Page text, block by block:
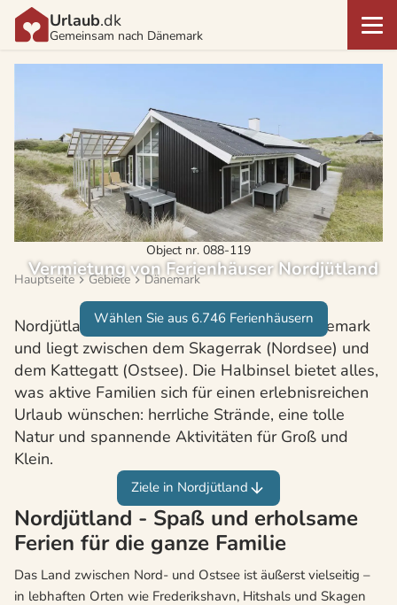
Urlaub.dk
Gemeinsam nach Dänemark
Object nr. 088-119
Vermietung von Ferienhäuser Nordjütland
Wählen Sie aus 6.746 Ferienhäusern
Hauptseite Gebiete Dänemark
Nordjütland ist der nördlichste Teil von Dänemark
und liegt zwischen dem Skagerrak (Nordsee) und
dem Kattegatt (Ostsee). Die Halbinsel bietet alles,
was aktive Familien sich für einen erlebnisreichen
Urlaub wünschen: herrliche Strände, eine tolle
Natur und spannende Aktivitäten für Groß und
Klein.
Ziele in Nordjütland
Nordjütland - Spaß und erholsame
Ferien für die ganze Familie
Das Land zwischen Nord- und Ostsee ist äußerst vielseitig –
in lebhaften Orten wie Frederikshavn, Hitshals und Skagen